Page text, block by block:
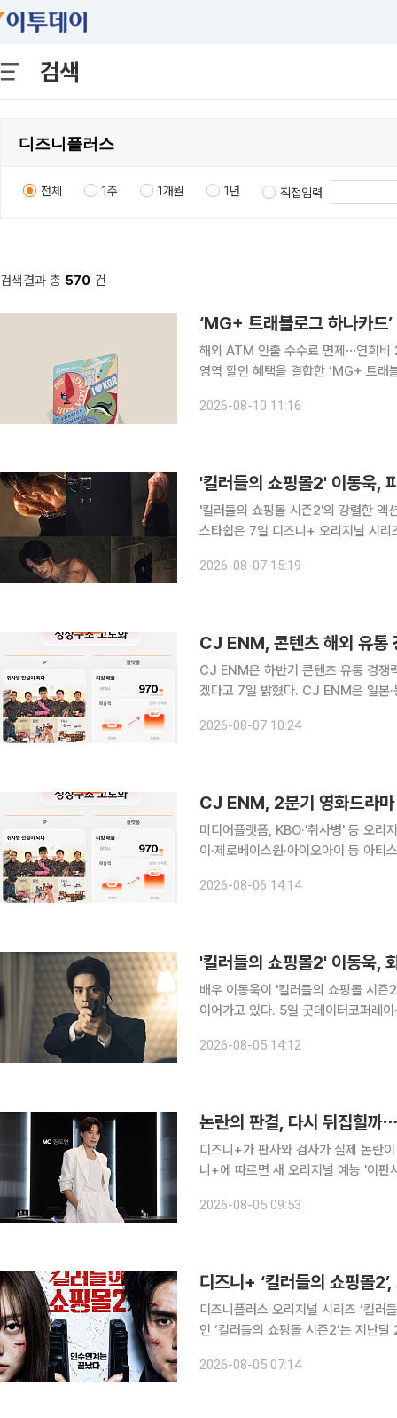
검색
전체 1주 1개월 1년 직접입력
검색결과 총 570 건
‘MG+ 트래블로그 하나카
해외 ATM 인출 수수료 면제⋯연회비 2만원 하나카드와 새마을금고가 해외 이용 혜
영역 할인 혜택을 결합한 ‘MG+ 트래블로그
이다. 해외에서는 외화 하나머니를 이
2026-08-10 11:16
'킬러들의 쇼핑몰2' 이동욱,
'킬러들의 쇼핑몰 시즌2'의 강렬한 액션 장
스타쉽은 7일 디즈니+ 오리지널 시
뒤 바빌론 조직에 붙잡혀 결박된 상황
2026-08-07 15:19
CJ ENM, 콘텐츠 해외 유통
CJ ENM은 하반기 콘텐츠 유통 경쟁
겠다고 7일 밝혔다. CJ ENM은 일본·동남아·북미 등 기존 주력 시장에서 콘텐츠 볼륨딜과 개별 판
벗어나 전 세계 동시 공개와 현지 프
2026-08-07 10:24
CJ ENM, 2분기 영화드라
미디어플랫폼, KBO·'취사병' 등 오
이·제로베이스원·아이오아이 등 아티스트 인기에 매출 성
문은 적자를 기록했지만, 제작 효율화
2026-08-06 14:14
'킬러들의 쇼핑몰2' 이동욱,
배우 이동욱이 '킬러들의 쇼핑몰 시즌
이어가고 있다. 5일 굿데이터코퍼레이션과 월트디즈니 컴퍼니 코리아에 따르면 이동욱은 디즈니+
이터코퍼레이션이 발표한 8월 1주차
2026-08-05 14:12
논란의 판결, 다시 뒤집힐까
디즈니+가 판사와 검사가 실제 논란이
니+에 따르면 새 오리지널 예능 '이판사판: 창과
률 토론 프로그램이다. 판사는 기존
2026-08-05 09:53
디즈니+ ‘킬러들의 쇼핑몰
디즈니플러스 오리지널 시리즈 ‘킬러들
인 ‘킬러들의 쇼핑몰 시즌2’는 지난
0시(태평양 표준시)에 공개하며 한국
2026-08-05 07:14